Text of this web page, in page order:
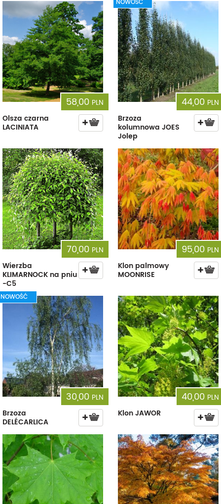
58,00 PLN
Olsza czarna
LACINIATA
NOWOŚĆ
44,00 PLN
Brzoza
kolumnowa JOES
Jolep
70,00 PLN
Wierzba
KLIMARNOCK na pniu
-C5
95,00 PLN
Klon palmowy
MOONRISE
NOWOŚĆ
30,00 PLN
Brzoza
DELÉCARLICA
40,00 PLN
Klon JAWOR